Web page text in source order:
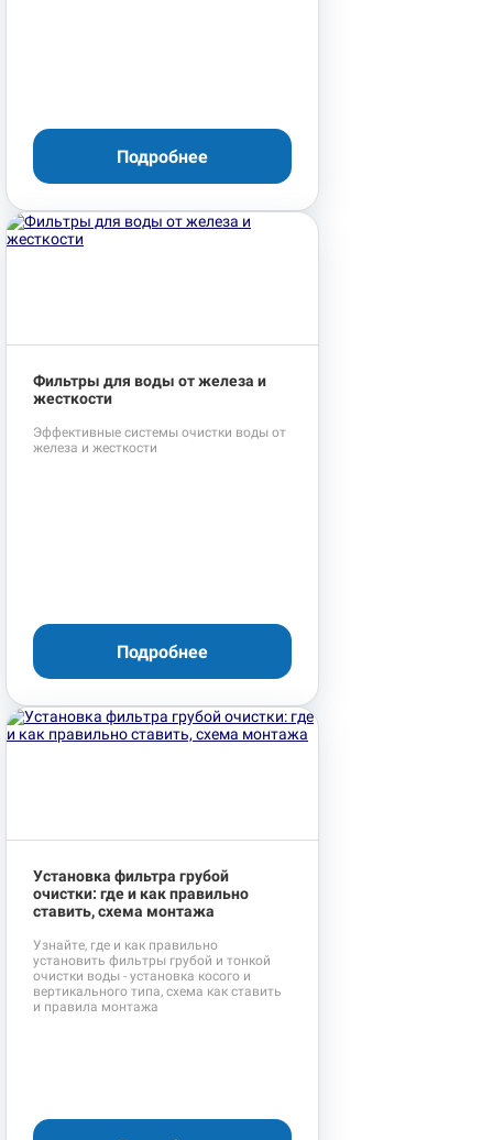
Подробнее
Фильтры для воды от железа и
жесткости
Эффективные системы очистки воды от
железа и жесткости
Подробнее
Установка фильтра грубой
очистки: где и как правильно
ставить, схема монтажа
Узнайте, где и как правильно
установить фильтры грубой и тонкой
очистки воды - установка косого и
вертикального типа, схема как ставить
и правила монтажа